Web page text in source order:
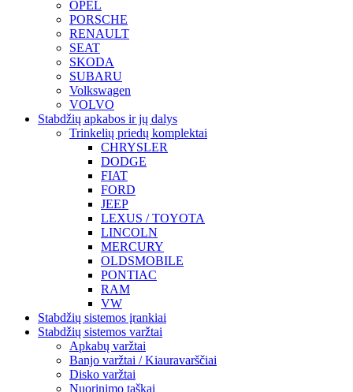
OPEL
PORSCHE
RENAULT
SEAT
SKODA
SUBARU
Volkswagen
VOLVO
Stabdžių apkabos ir jų dalys
Trinkelių priedų komplektai
CHRYSLER
DODGE
FIAT
FORD
JEEP
LEXUS / TOYOTA
LINCOLN
MERCURY
OLDSMOBILE
PONTIAC
RAM
VW
Stabdžių sistemos įrankiai
Stabdžių sistemos varžtai
Apkabų varžtai
Banjo varžtai / Kiauravarščiai
Disko varžtai
Nuorinimo taškai